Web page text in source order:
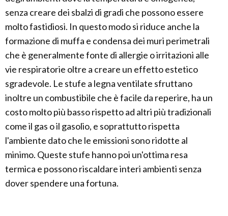
senza creare dei sbalzi di gradi che possono essere
molto fastidiosi. In questo modo si riduce anche la
formazione di muffa e condensa dei muri perimetrali
che è generalmente fonte di allergie o irritazioni alle
vie respiratorie oltre a creare un effetto estetico
sgradevole. Le stufe a legna ventilate sfruttano
inoltre un combustibile che è facile da reperire, ha un
costo molto più basso rispetto ad altri più tradizionali
come il gas o il gasolio, e soprattutto rispetta
l'ambiente dato che le emissioni sono ridotte al
minimo. Queste stufe hanno poi un'ottima resa
termica e possono riscaldare interi ambienti senza
dover spendere una fortuna.